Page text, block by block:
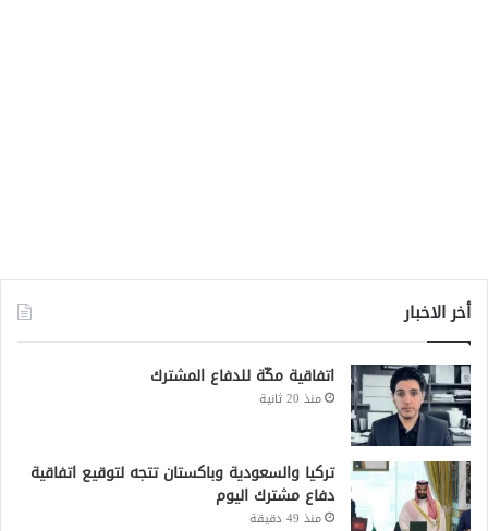
أخر الاخبار
اتفاقية مكّة للدفاع المشترك
منذ 20 ثانية
تركيا والسعودية وباكستان تتجه لتوقيع اتفاقية
دفاع مشترك اليوم
منذ 49 دقيقة